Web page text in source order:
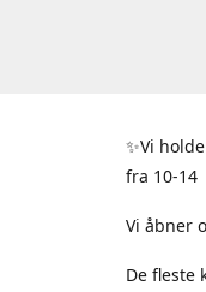
✨Vi
fra 10-14
Vi åbner
De fleste